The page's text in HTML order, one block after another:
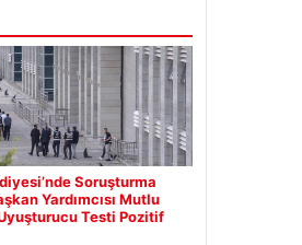
Soruşturma
Yardımcısı Mutlu
Testi Pozitif